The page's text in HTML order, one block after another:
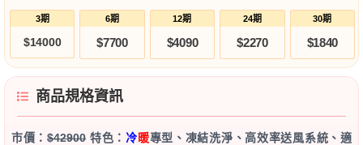
3期
$14000
6期
$7700
12期
$4090
24期
$2270
30期
$1840
商品規格資訊
市價：$42900特色： 冷暖專型、凍結洗淨、高效率送風系統、適